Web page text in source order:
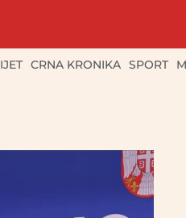
CRNA KRONIKA SPORT